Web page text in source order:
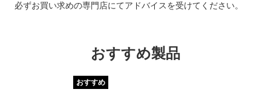
必ずお買い求めの専門店にてアドバイスを受けてください。
おすすめ製品
おすすめ